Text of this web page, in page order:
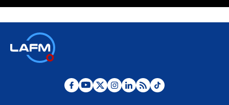
Desde dermatitis hasta infecciones: